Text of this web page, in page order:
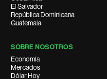
El Salvador
República Dominicana
Guatemala
SOBRE NOSOTROS
Economía
Mercados
Dólar Hoy